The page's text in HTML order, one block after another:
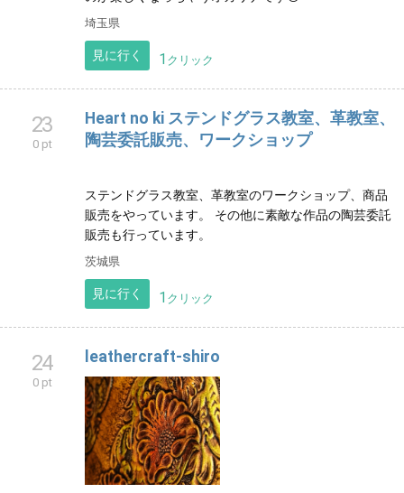
埼玉県
見に行く 1 クリック
23
0 pt
Heart no ki ステンドグラス教室、革教室、
陶芸委託販売、ワークショップ
ステンドグラス教室、革教室のワークショップ、商品
販売をやっています。 その他に素敵な作品の陶芸委託
販売も行っています。
茨城県
見に行く 1クリック
leathercraft-shiro